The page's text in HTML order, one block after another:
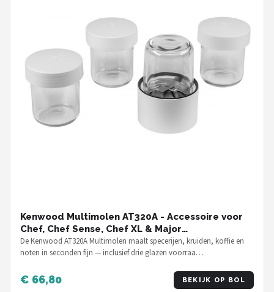
Kenwood Multimolen AT320A - Accessoire voor
Chef, Chef Sense, Chef XL & Major
keukenmachines
De Kenwood AT320A Multimolen maalt specerijen, kruiden, koffie en
noten in seconden fijn — inclusief drie glazen voorraa…
€ 66,80 BEKIJK OP BOL